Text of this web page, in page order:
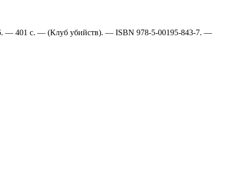
— 401 с. — (Клуб убийств). — ISBN 978-5-00195-843-7. —